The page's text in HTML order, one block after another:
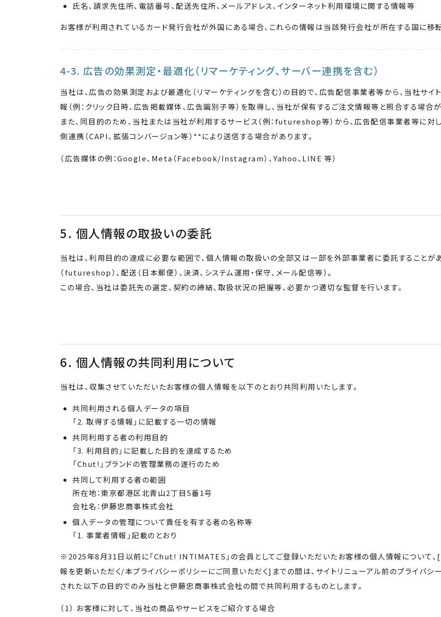
氏名、請求先住所、電話番号、配送先住所、メールアドレス、インターネット利用環境に関する情報等
お客様が利用されているカード発行会社が外国にある場合、これらの情報は当該発行会社が所在する国に移
4-3. 広告の効果測定・最適化（リマーケティング、サーバー連携を含む）
当社は、広告の効果測定および最適化（リマーケティングを含む）の目的で、広告配信事業者等から、当社サ
報（例：クリック日時、広告掲載媒体、広告識別子等）を取得し、当社が保有するご注文情報等と照合する場合が
また、同目的のため、当社または当社が利用するサービス（例：futureshop等）から、広告配信事業者等に対
側連携（CAPI、拡張コンバージョン等）**により送信する場合があります。
（広告媒体の例：Google、Meta（Facebook/Instagram）、Yahoo、LINE 等）
5. 個人情報の取扱いの委託
当社は、利用目的の達成に必要な範囲で、個人情報の取扱いの全部又は一部を外部事業者に委託することがあ
（futureshop）、配送（日本郵便）、決済、システム運用・保守、メール配信等）。
この場合、当社は委託先の選定、契約の締結、取扱状況の把握等、必要かつ適切な監督を行います。
6. 個人情報の共同利用について
当社は、収集させていただいたお客様の個人情報を以下のとおり共同利用いたします。
共同利用される個人データの項目
「2. 取得する情報」に記載する一切の情報
共同利用する者の利用目的
「3. 利用目的」に記載した目的を達成するため
「Chut!」ブランドの管理業務の遂行のため
共同して利用する者の範囲
所在地：東京都港区北青山2丁目5番1号
会社名：伊藤忠商事株式会社
個人データの管理について責任を有する者の名称等
「1. 事業者情報」記載のとおり
※2025年8月31日以前に「Chut! INTIMATES」の会員としてご登録いただいたお客様の個人情報について
報を更新いただく/本プライバシーポリシーにご同意いただく]までの間は、サイトリニューアル前のプライバシ
された以下の目的でのみ当社と伊藤忠商事株式会社の間で共同利用するものとします。
（1） お客様に対して、当社の商品やサービスをご紹介する場合